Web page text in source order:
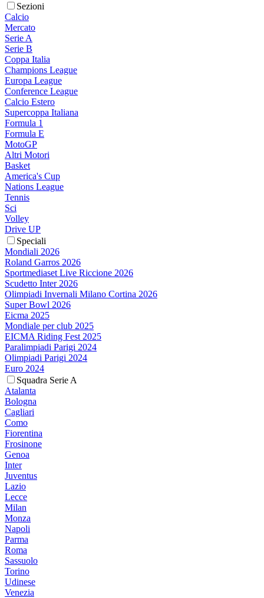
Sezioni
Calcio
Mercato
Serie A
Serie B
Coppa Italia
Champions League
Europa League
Conference League
Calcio Estero
Supercoppa Italiana
Formula 1
Formula E
MotoGP
Altri Motori
Basket
America's Cup
Nations League
Tennis
Sci
Volley
Drive UP
Speciali
Mondiali 2026
Roland Garros 2026
Sportmediaset Live Riccione 2026
Scudetto Inter 2026
Olimpiadi Invernali Milano Cortina 2026
Super Bowl 2026
Eicma 2025
Mondiale per club 2025
EICMA Riding Fest 2025
Paralimpiadi Parigi 2024
Olimpiadi Parigi 2024
Euro 2024
Squadra Serie A
Atalanta
Bologna
Cagliari
Como
Fiorentina
Frosinone
Genoa
Inter
Juventus
Lazio
Lecce
Milan
Monza
Napoli
Parma
Roma
Sassuolo
Torino
Udinese
Venezia